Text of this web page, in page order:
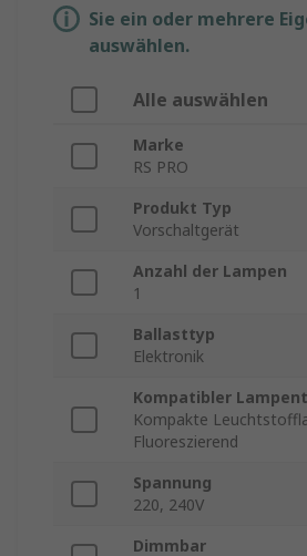
Sie ein oder mehrere
auswählen.
Alle auswählen
Marke
RS PRO
Produkt Typ
Vorschaltgerät
Anzahl der Lampen
1
Ballasttyp
Elektronik
Kompatibler
Kompakte
Fluoreszierend
Spannung
220, 240V
Dimmbar